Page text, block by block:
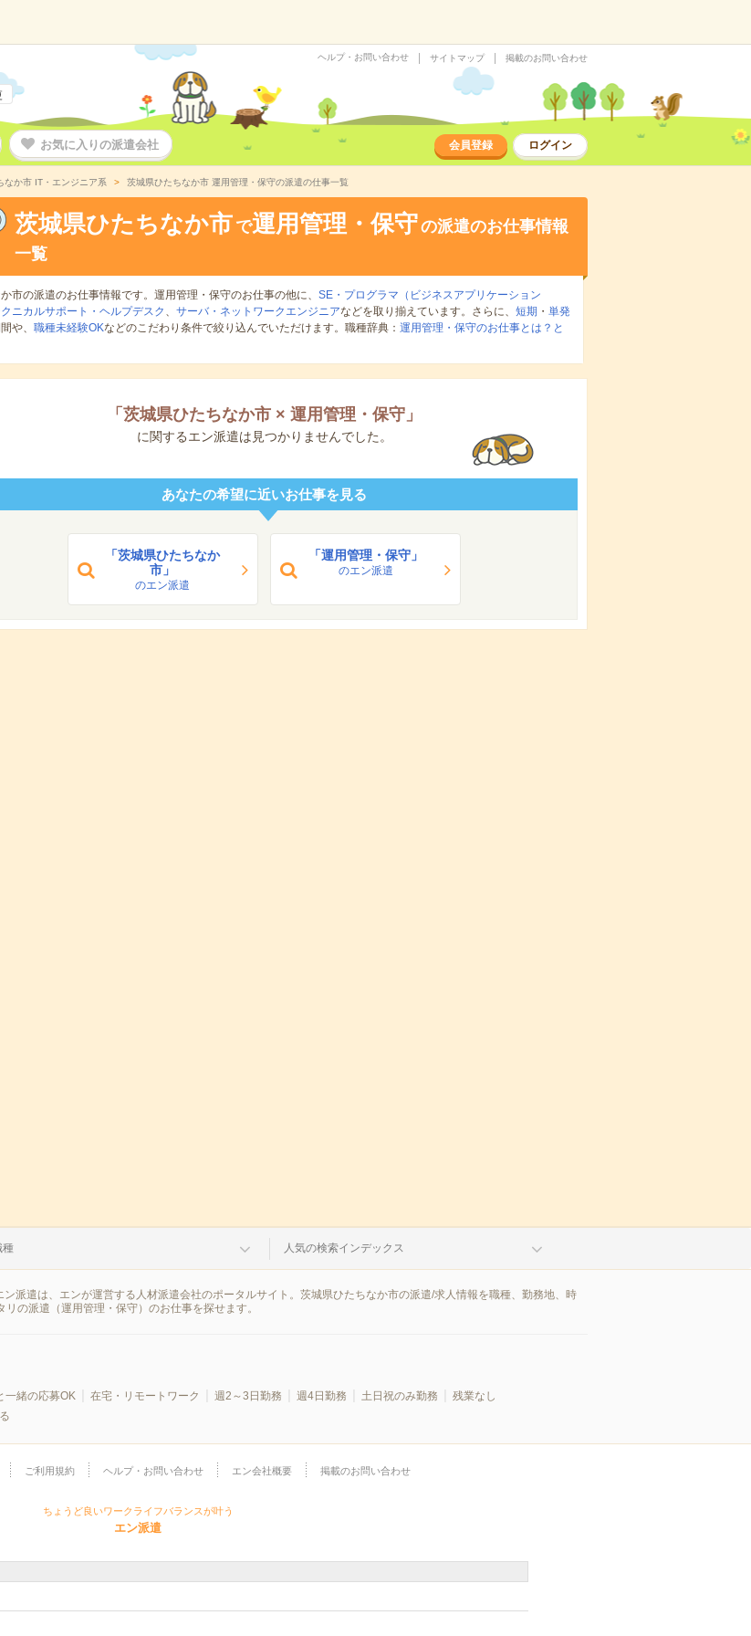
ヘルプ・お問い合わせ サイトマップ 掲載のお問い合わせ
お気に入りの派遣会社 会員登録 ログイン
なか市 IT・エンジニア系 茨城県ひたちなか市 運用管理・保守の派遣の仕事一覧
茨城県ひたちなか市 で運用管理・保守の派遣のお仕事情報
一覧
市の派遣のお仕事情報です。運用管理・保守のお仕事の他に、 SE・プログラマ（ビジネスアプリケーション
ニカルサポート・ヘルプデスク 、 サーバ・ネットワークエンジニアなどを取り揃えています。さらに、 短期 ・ 単発
や、 職種未経験OKなどのこだわり条件で絞り込んでいただけます。職種辞典： 運用管理・保守のお仕事とは？と
「 茨城県ひたちなか市 × 運用管理・保守 」
に関するエン派遣は見つかりませんでした。
あなたの希望に近いお仕事を見る
「茨城県ひたちなか
市」
のエン派遣
「運用管理・保守」
のエン派遣
種 人気の検索インデックス
派遣は、エンが運営する人材派遣会社のポータルサイト。茨城県ひたちなか市の派遣/求人情報を職種、勤務地、時
の派遣（運用管理・保守）のお仕事を探せます。
一緒の応募OK 在宅・リモートワーク 週2～3日勤務 週4日勤務 土日祝のみ勤務
残業なし
ご利用規約 ヘルプ・お問い合わせ エン会社概要 掲載のお問い合わせ
ちょうど良いワークライフバランスが叶う
エン派遣